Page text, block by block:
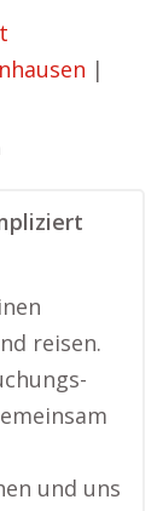
|
reisen.
und uns